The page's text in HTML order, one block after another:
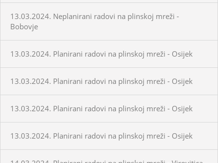
13.03.2024. Neplanirani radovi na plinskoj mreži -
Bobovje
13.03.2024. Planirani radovi na plinskoj mreži - Osijek
13.03.2024. Planirani radovi na plinskoj mreži - Osijek
13.03.2024. Planirani radovi na plinskoj mreži - Osijek
13.03.2024. Planirani radovi na plinskoj mreži - Osijek